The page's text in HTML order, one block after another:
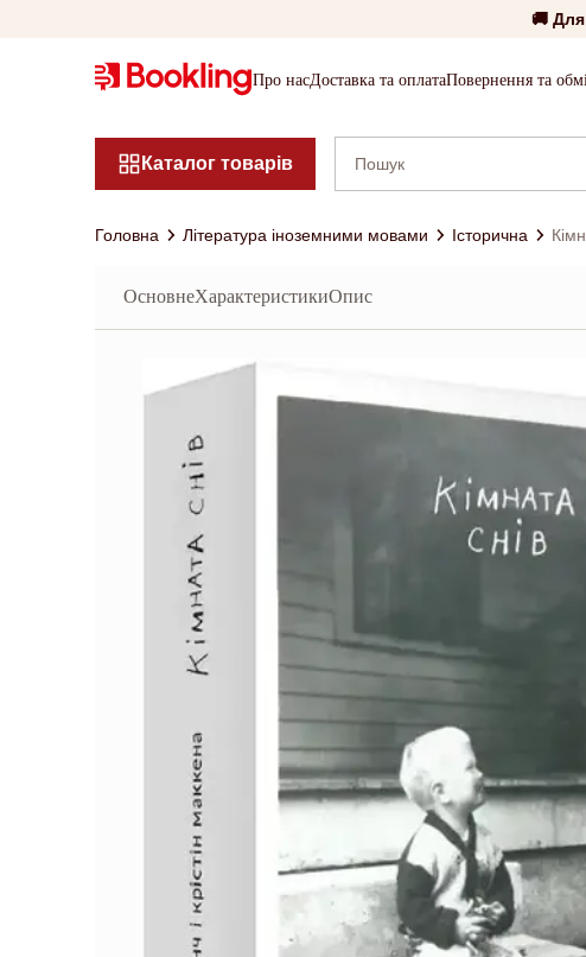
🚚
Про насДоставка та оплатаПовернення та
Каталог товарів
Головна Література іноземними мовами Історична
ОсновнеХарактеристикиОпис